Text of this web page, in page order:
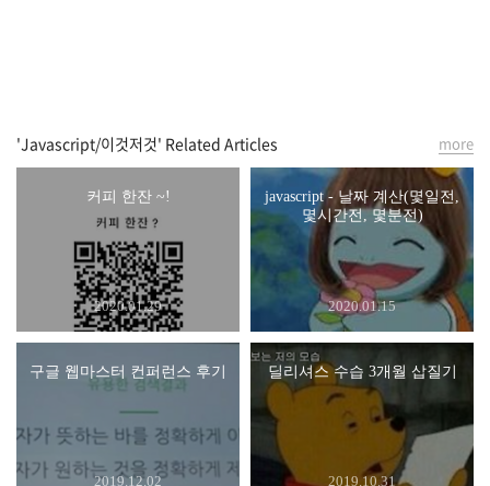
'Javascript/이것저것' Related Articles
커피 한잔 ~!
2020.01.29
javascript - 날짜 계산(몇일전,
몇시간전, 몇분전)
2020.01.15
구글 웹마스터 컨퍼런스 후기
2019.12.02
딜리셔스 수습 3개월 삽질기
2019.10.31
more